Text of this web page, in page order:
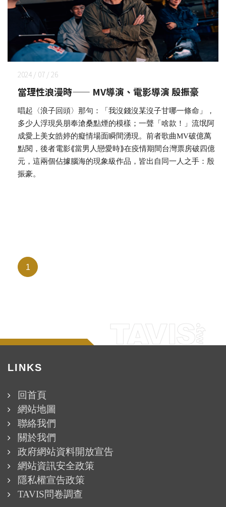
2024 / 07 / 26
當理性浪漫時—— MV導演、電影導演 殷振豪
唱起〈浪子回頭〉那句：「我沒錢沒某沒子甘哪一條命」，
多少人浮現吳朋奉滄桑點煙的模樣；一聲「啥款！」流氓阿
成愛上美女皓婷的癡情場面瞬間湧現。前者歌曲MV破億萬
點閱，後者電影⟪當男人戀愛時⟫在疫情期間台灣票房破四億
元，這兩個佔據腦海的現象級作品，皆出自同一人之手：殷
振豪。
1
LINKS
回首頁
網站地圖
聯絡我們
關於我們
政府網站資料開放宣告
網站資訊安全政策
隱私權宣告政策
TAVIS問卷調查